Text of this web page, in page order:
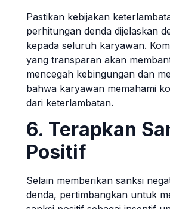
Pastikan kebijakan
perhitungan denda dijelaskan
kepada seluruh karyawan.
yang transparan akan
mencegah kebingungan dan
bahwa karyawan memahami
dari keterlambatan.
6. Terapkan
Positif
Selain memberikan sanksi
denda, pertimbangkan untuk